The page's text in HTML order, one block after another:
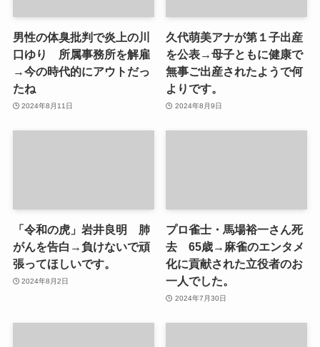
男性の体臭批判で炎上の川
口ゆり 所属事務所を解雇
→今の時代的にアウトだっ
たね
2024年8月11日
久代萌美アナが第１子出産
を公表→母子ともに健康で
無事ご出産されたようで何
よりです。
2024年8月9日
「令和の虎」岩井良明 肺
がんを告白→負けないで頑
張ってほしいです。
2024年8月2日
プロ雀士・馬場裕一さん死
去 65歳→麻雀のエンタメ
化に貢献された立役者のお
一人でした。
2024年7月30日